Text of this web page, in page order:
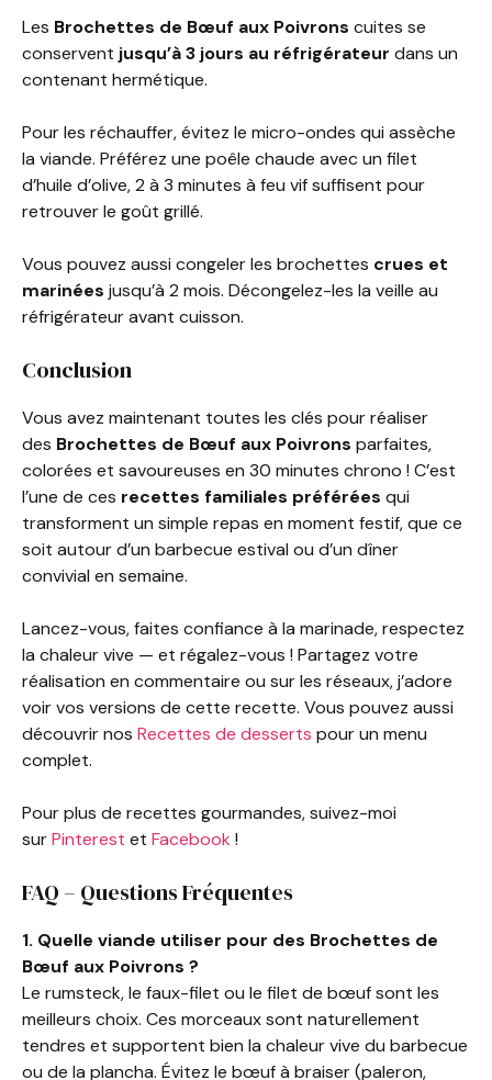
Les Brochettes de Bœuf aux Poivrons cuites se
conservent jusqu’à 3 jours au réfrigérateur dans un
contenant hermétique.
Pour les réchauffer, évitez le micro-ondes qui assèche
la viande. Préférez une poêle chaude avec un filet
d’huile d’olive, 2 à 3 minutes à feu vif suffisent pour
retrouver le goût grillé.
Vous pouvez aussi congeler les brochettes crues et
marinées jusqu’à 2 mois. Décongelez-les la veille au
réfrigérateur avant cuisson.
Conclusion
Vous avez maintenant toutes les clés pour réaliser
des Brochettes de Bœuf aux Poivrons parfaites,
colorées et savoureuses en 30 minutes chrono ! C’est
l’une de ces recettes familiales préférées qui
transforment un simple repas en moment festif, que ce
soit autour d’un barbecue estival ou d’un dîner
convivial en semaine.
Lancez-vous, faites confiance à la marinade, respectez
la chaleur vive — et régalez-vous ! Partagez votre
réalisation en commentaire ou sur les réseaux, j’adore
voir vos versions de cette recette. Vous pouvez aussi
découvrir nos Recettes de desserts pour un menu
complet.
Pour plus de recettes gourmandes, suivez-moi
surPinterest et Facebook !
FAQ – Questions Fréquentes
1. Quelle viande utiliser pour des Brochettes de
Bœuf aux Poivrons ?
Le rumsteck, le faux-filet ou le filet de bœuf sont les
meilleurs choix. Ces morceaux sont naturellement
tendres et supportent bien la chaleur vive du barbecue
ou de la plancha. Évitez le bœuf à braiser (paleron,